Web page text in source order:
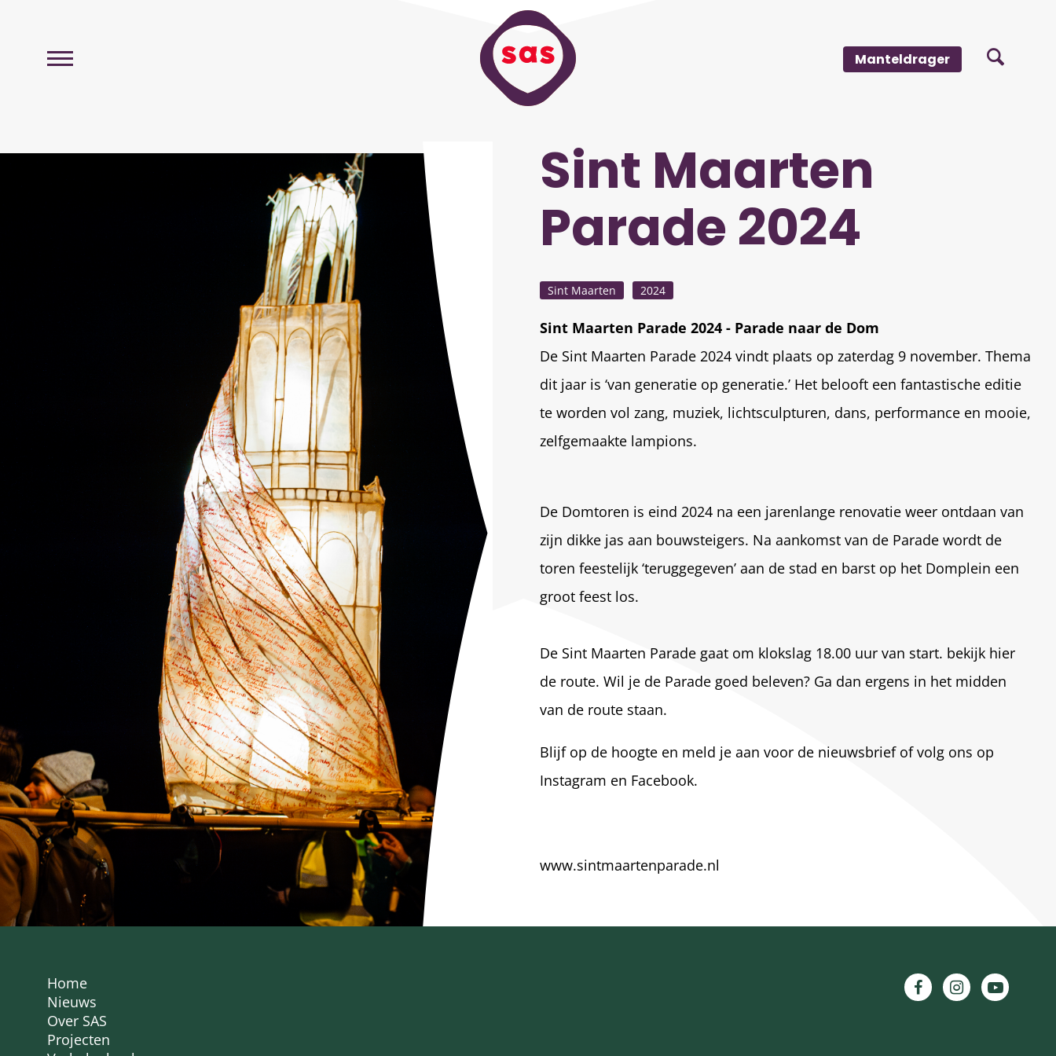
Manteldrager
Sint Maarten
Parade 2024
Sint Maarten 2024
Sint Maarten Parade 2024 - Parade naar de Dom
De Sint Maarten Parade 2024 vindt plaats op zaterdag 9 november. Thema
dit jaar is ‘van generatie op generatie.’ Het belooft een fantastische editie
te worden vol zang, muziek, lichtsculpturen, dans, performance en mooie,
zelfgemaakte lampions.
De Domtoren is eind 2024 na een jarenlange renovatie weer ontdaan van
zijn dikke jas aan bouwsteigers. Na aankomst van de Parade wordt de
toren feestelijk ‘teruggegeven’ aan de stad en barst op het Domplein een
groot feest los.
De Sint Maarten Parade gaat om klokslag 18.00 uur van start. bekijk hier
de route. Wil je de Parade goed beleven? Ga dan ergens in het midden
van de route staan.
Blijf op de hoogte en meld je aan voor de nieuwsbrief of volg ons op
Instagram en Facebook.
www.sintmaartenparade.nl
Home
Nieuws
Over SAS
Projecten